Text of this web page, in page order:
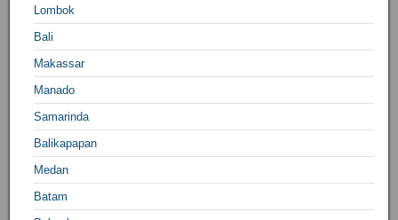
Lombok
Bali
Makassar
Manado
Samarinda
Balikapapan
Medan
Batam